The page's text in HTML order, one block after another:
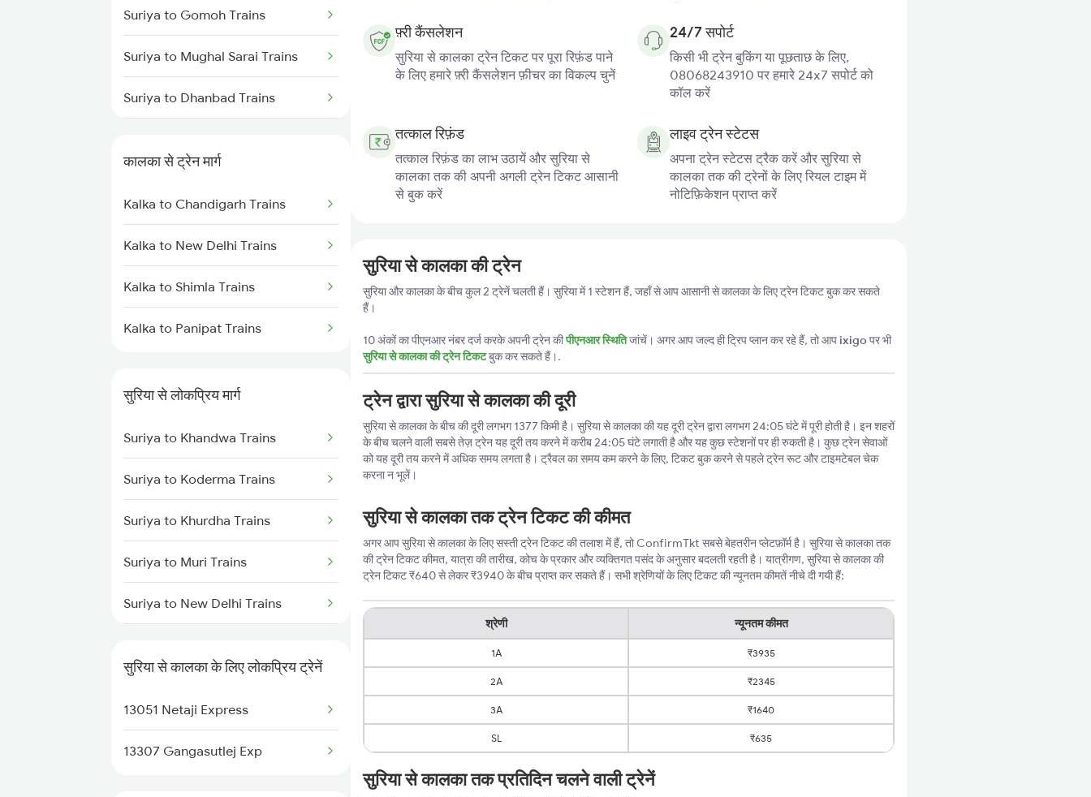
Chennai to Coimbatore Trains
Suriya to Gomoh Trains
Suriya to Mughal Sarai Trains
Suriya to Dhanbad Trains
Suriya to Durgapur Trains
Suriya to Muri Trains
Suriya to Burdwan Trains
Suriya to Ranchi Trains
कालका से ट्रेन मार्ग
Kalka to Chandigarh Trains
Kalka to New Delhi Trains
Kalka to Shimla Trains
Kalka to Panipat Trains
सुरिया से लोकप्रिय मार्ग
Suriya to Khandwa Trains
Suriya to Koderma Trains
Suriya to Khurdha Trains
Suriya to Muri Trains
Suriya to New Delhi Trains
Suriya to Saharsa Trains
सुरिया से कालका के लिए लोकप्रिय ट्रेनें
13051 Netaji Express
13307 Gangasutlej Exp
फ़्री कैंसलेशन
सुरिया से कालका ट्रेन टिकट पर पूरा रिफ़ंड पाने
के लिए हमारे फ़्री कैंसलेशन फ़ीचर का विकल्प चुनें
24/7 सपोर्ट
किसी भी ट्रेन बुकिंग या पूछताछ के लिए,
08068243910 पर हमारे 24x7 सपोर्ट को
कॉल करें
तत्काल रिफ़ंड
तत्काल रिफ़ंड का लाभ उठायें और सुरिया से
कालका तक की अपनी अगली ट्रेन टिकट आसानी
से बुक करें
लाइव ट्रेन स्टेटस
अपना ट्रेन स्टेटस ट्रैक करें और सुरिया से
कालका तक की ट्रेनों के लिए रियल टाइम में
नोटिफ़िकेशन प्राप्त करें
सुरिया से कालका की ट्रेन
सुरिया और कालका के बीच कुल 2 ट्रेनें चलती हैं। सुरिया में 1 स्टेशन हैं, जहाँ से आप आसानी से कालका के लिए ट्रेन टिकट बुक कर सकते
हैं।
10 अंकों का पीएनआर नंबर दर्ज करके अपनी ट्रेन कीपीएनआर स्थितिजांचें। अगर आप जल्द ही ट्रिप प्लान कर रहे हैं, तो आप ixigoपर भी
सुरिया से कालका की ट्रेन टिकटबुक कर सकते हैं।.
ट्रेन द्वारा सुरिया से कालका की दूरी
सुरिया से कालका के बीच की दूरी लगभग 1377 किमी है। सुरिया से कालका की यह दूरी ट्रेन द्वारा लगभग 24:05 घंटे में पूरी होती है। इन शहरों
के बीच चलने वाली सबसे तेज़ ट्रेन यह दूरी तय करने में करीब 24:05 घंटे लगाती है और यह कुछ स्टेशनों पर ही रुकती है। कुछ ट्रेन सेवाओं
को यह दूरी तय करने में अधिक समय लगता है। ट्रैवल का समय कम करने के लिए, टिकट बुक करने से पहले ट्रेन रूट और टाइमटेबल चेक
करना न भूलें।
सुरिया से कालका तक ट्रेन टिकट की कीमत
अगर आप सुरिया से कालका के लिए सस्ती ट्रेन टिकट की तलाश में हैं, तो ConfirmTkt सबसे बेहतरीन प्लेटफ़ॉर्म है। सुरिया से कालका तक
की ट्रेन टिकट कीमत, यात्रा की तारीख, कोच के प्रकार और व्यक्तिगत पसंद के अनुसार बदलती रहती है। यात्रीगण, सुरिया से कालका की
ट्रेन टिकट ₹640 से लेकर ₹3940 के बीच प्राप्त कर सकते हैं। सभी श्रेणियों के लिए टिकट की न्यूनतम कीमतें नीचे दी गयी हैं:
श्रेणी न्यूनतम कीमत
1A ₹3935
2A ₹2345
3A ₹1640
SL ₹635
सुरिया से कालका तक प्रतिदिन चलने वाली ट्रेनें